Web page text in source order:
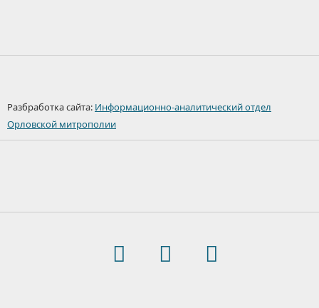
Разбработка сайта: Информационно-аналитический отдел
Орловской митрополии